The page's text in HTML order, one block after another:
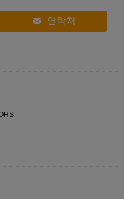
연락처